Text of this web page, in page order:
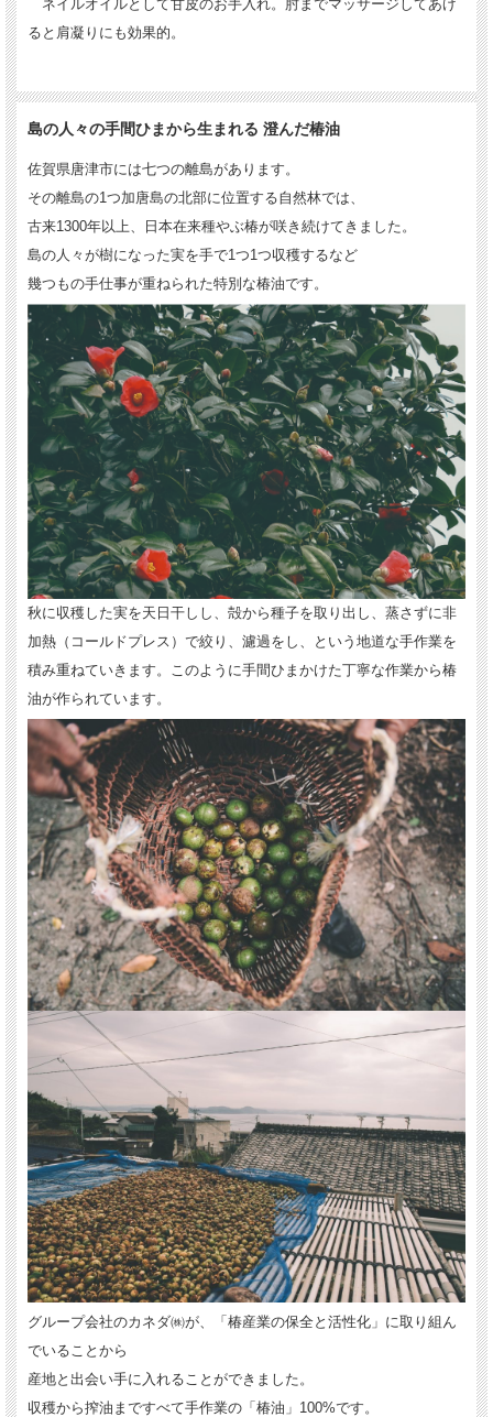
ネイルオイルとして甘皮のお手入れ。肘までマッサージしてあげ
ると肩凝りにも効果的。
島の人々の手間ひまから生まれる 澄んだ椿油
佐賀県唐津市には七つの離島があります。
その離島の1つ加唐島の北部に位置する自然林では、
古来1300年以上、日本在来種やぶ椿が咲き続けてきました。
島の人々が樹になった実を手で1つ1つ収穫するなど
幾つもの手仕事が重ねられた特別な椿油です。
秋に収穫した実を天日干しし、殻から種子を取り出し、蒸さずに非
加熱（コールドプレス）で絞り、濾過をし、という地道な手作業を
積み重ねていきます。このように手間ひまかけた丁寧な作業から椿
油が作られています。
グループ会社のカネダ㈱が、「椿産業の保全と活性化」に取り組ん
でいることから
産地と出会い手に入れることができました。
収穫から搾油まですべて手作業の「椿油」100%です。